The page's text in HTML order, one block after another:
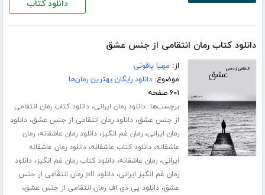
دانلود کتاب
دانلود کتاب رمان انتقامی از جنس عشق
از: مهیا یاقوتی
موضوع:دانلود رایگان بهترین رمان‌ها
۶۰۱ صفحه
برچسب‌ها:دانلود رمان ایرانی،دانلود کتاب رمان انتقامی
از جنس عشق،دانلود رمان انتقامی از جنس عشق،دانلود
رمان ایرانی،رمان غم انگیز،دانلود رمان عاشقانه،رمان
عاشقانه،دانلود کتاب عاشقانه،دانلود رمان عاشقانه
ایرانی،رمان عاشقانه،دانلود کتاب رمان غم انگیز،دانلود
رمان غم انگیز ایرانی،
دانلود pdf رمان انتقامی از جنس
عشق،دانلود پی دی اف رمان انتقامی از جنس عشق،